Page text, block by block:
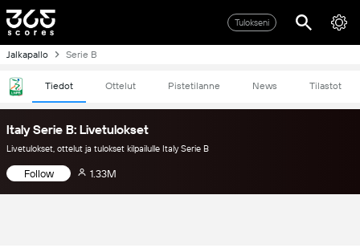
Tulokseni
Jalkapallo Serie B
Tiedot Ottelut Pistetilanne News Tilastot
Italy Serie B: Livetulokset
Livetulokset, ottelut ja tulokset kilpailulle Italy Serie B
Follow 1.33M